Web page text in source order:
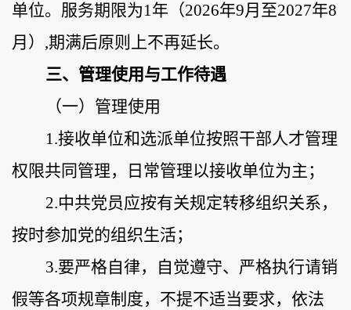
单位。服务期限为1年 （2026年9月至2027年8
月 ） ,期满后原则上不再延长。
三、 管理使用与工作待遇
（一） 管理使用
1.接收单位和选派单位按照干部人才管理
权限共同管理，日常管理以接收单位为主；
2.中共党员应按有关规定转移组织关系，
按时参加党的组织生活；
3.要严格自律，自觉遵守、严格执行请销
假等各项规章制度，不提不适当要求，依法